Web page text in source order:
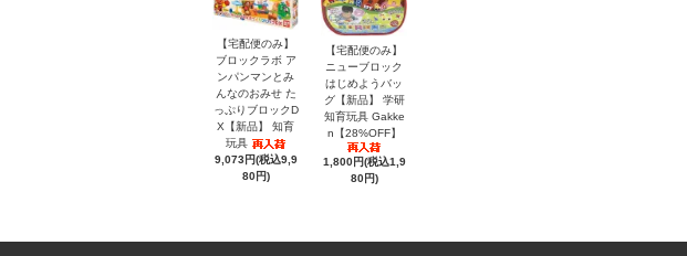
【宅配便のみ】
ブロックラボ ア
ンパンマンとみ
んなのおみせ た
っぷりブロックD
X【新品】 知育
玩具
9,073円(税込9,9
80円)
【宅配便のみ】
ニューブロック
はじめようバッ
グ【新品】 学研
知育玩具 Gakke
n【28%OFF】
1,800円(税込1,9
80円)